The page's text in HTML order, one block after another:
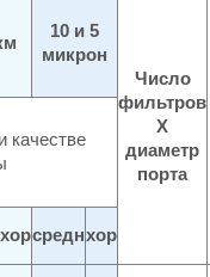
10 и 5
микрон
Число
фильтров
X
диаметр
порта
качестве
хорсреднхор